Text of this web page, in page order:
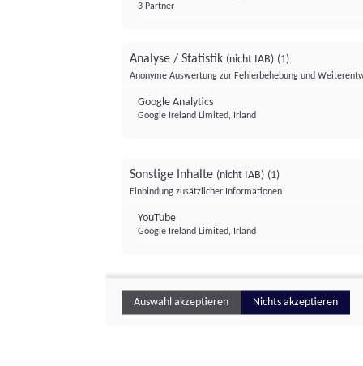
3 Partner
Analyse / Statistik (nicht IAB) (1)
Anonyme Auswertung zur Fehlerbehebung und
Google Analytics
Google Ireland Limited, Irland
Sonstige Inhalte (nicht IAB) (1)
Einbindung zusätzlicher Informationen
YouTube
Google Ireland Limited, Irland
Auswahl akzeptieren Nichts akzeptieren